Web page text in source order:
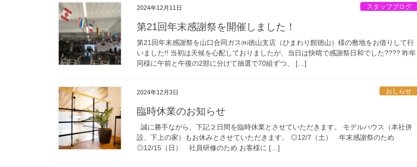
2024年12月11日 スタッフブログ
第21回年末感謝祭を開催しました！
第21回年末感謝祭を山口合同ガス㈱徳山支店（ひまわり館徳山）様の敷地をお借りして行
いました!! 当初は天候を心配しておりましたが、当日は快晴で感謝祭日和でした???? 昨年
同様に午前と午後の2部に分けて抽選で70組ずつ、 […]
2024年12月3日 おしらせ
臨時休業のお知らせ
誠に勝手ながら、下記２日間を臨時休業とさせていただきます。 モデルハウス（本社併
設、下上の家）もお休みとさせていただきます。 ◎12/7（土） 年末感謝祭のため
◎12/15（日） 社員研修のため お客様に […]